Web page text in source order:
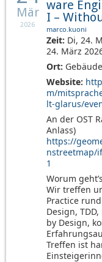
Mär
2026
ware
I –
marco.kuoni
Zeit: Di, 24.
24. März
Ort:
Website:
m/
lt-glarus/
An der OST
Anlass)
https://
nstreetmap/
1
Worum
Wir treffen
Practice
Design,
by Design,
Treffen ist